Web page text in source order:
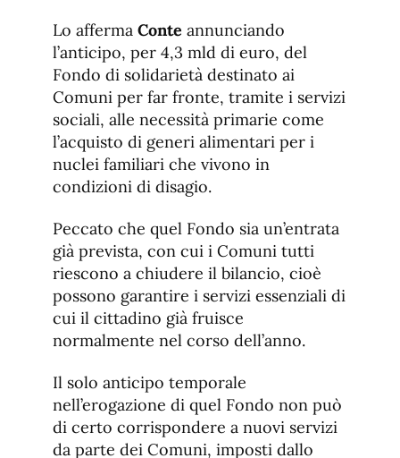
Lo afferma Conte annunciando
l’anticipo, per 4,3 mld di euro, del
Fondo di solidarietà destinato ai
Comuni per far fronte, tramite i servizi
sociali, alle necessità primarie come
l’acquisto di generi alimentari per i
nuclei familiari che vivono in
condizioni di disagio.
Peccato che quel Fondo sia un’entrata
già prevista, con cui i Comuni tutti
riescono a chiudere il bilancio, cioè
possono garantire i servizi essenziali di
cui il cittadino già fruisce
normalmente nel corso dell’anno.
Il solo anticipo temporale
nell’erogazione di quel Fondo non può
di certo corrispondere a nuovi servizi
da parte dei Comuni, imposti dallo